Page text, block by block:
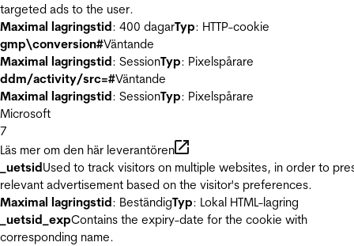
targeted ads to the user.
Maximal lagringstid: 400 dagarTyp: HTTP-cookie
gmp\conversion#Väntande
Maximal lagringstid: SessionTyp: Pixelspårare
ddm/activity/src=#Väntande
Maximal lagringstid: SessionTyp: Pixelspårare
Microsoft
7
Läs mer om den här leverantören
_uetsidUsed to track visitors on multiple websites, in order to
relevant advertisement based on the visitor's preferences.
Maximal lagringstid: BeständigTyp: Lokal HTML-lagring
_uetsid_expContains the expiry-date for the cookie with
corresponding name.